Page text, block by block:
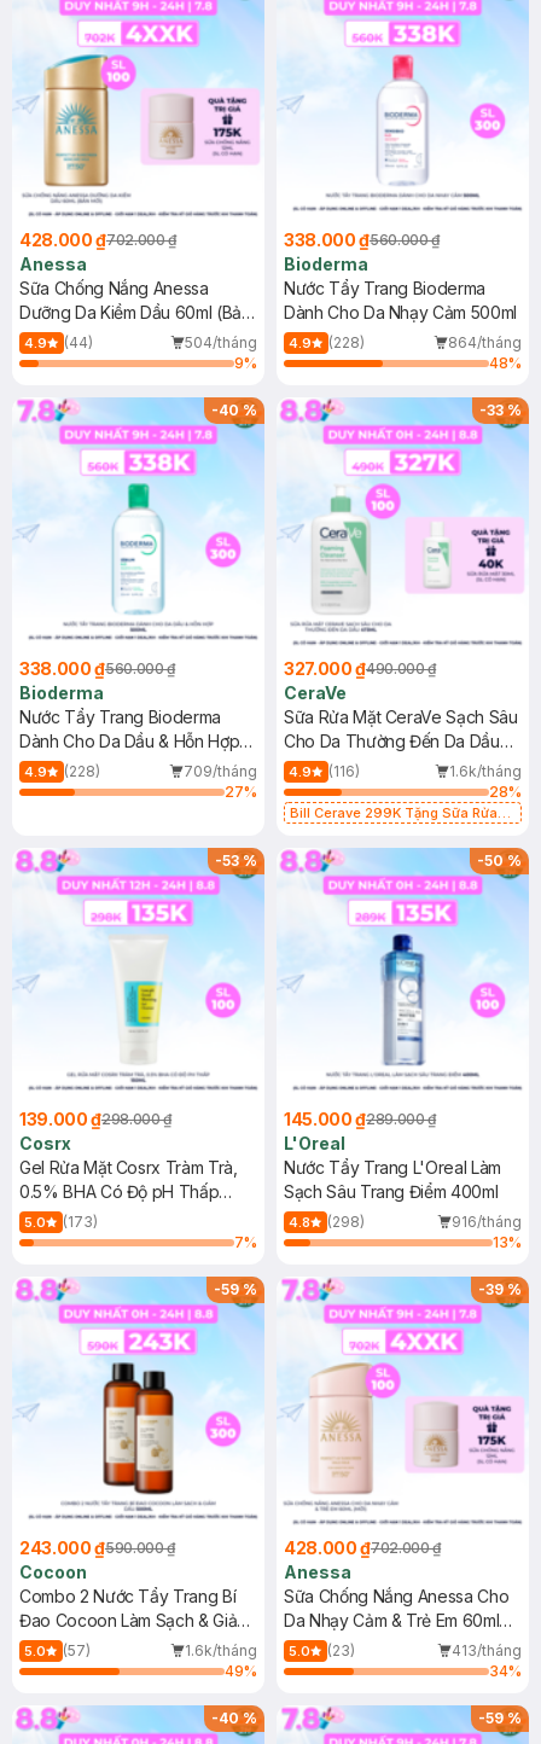
428.000 ₫702.000 ₫
Anessa
Sữa Chống Nắng Anessa
Dưỡng Da Kiềm Dầu 60ml (Bản
Mới)
4.9 (44)
504/tháng
9%
338.000 ₫560.000 ₫
Bioderma
Nước Tẩy Trang Bioderma
Dành Cho Da Nhạy Cảm 500ml
4.9 (228)
864/tháng
48%
-40%
338.000 ₫560.000 ₫
Bioderma
Nước Tẩy Trang Bioderma
Dành Cho Da Dầu & Hỗn Hợp
500ml
4.9 (228)
709/tháng
27%
-33%
327.000 ₫490.000 ₫
CeraVe
Sữa Rửa Mặt CeraVe Sạch Sâu
Cho Da Thường Đến Da Dầu
473ml
4.9 (116)
1.6k/tháng
28%
Bill Cerave 299K Tặng Sữa Rửa
-53%
139.000 ₫298.000 ₫
Cosrx
Gel Rửa Mặt Cosrx Tràm Trà,
0.5% BHA Có Độ pH Thấp
150ml
5.0
(173)
7%
-50%
145.000 ₫289.000 ₫
L'Oreal
Nước Tẩy Trang L'Oreal Làm
Sạch Sâu Trang Điểm 400ml
4.8 (298)
916/tháng
13%
-59%
243.000 ₫590.000 ₫
Cocoon
Combo 2 Nước Tẩy Trang Bí
Đao Cocoon Làm Sạch & Giảm
Dầu 500ml
5.0 (57)
1.6k/tháng
49%
-39%
428.000 ₫702.000 ₫
Anessa
Sữa Chống Nắng Anessa Cho
Da Nhạy Cảm & Trẻ Em 60ml
(Mới)
5.0 (23)
413/tháng
34%
-40% -59%